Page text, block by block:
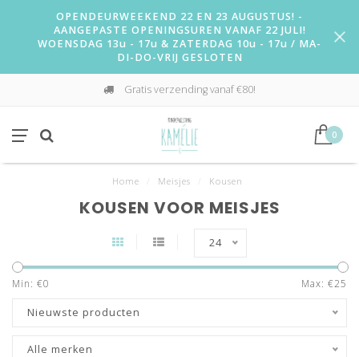
OPENDEURWEEKEND 22 EN 23 AUGUSTUS! -
AANGEPASTE OPENINGSUREN VANAF 22 JULI!
WOENSDAG 13u - 17u & ZATERDAG 10u - 17u / MA-
DI-DO-VRIJ GESLOTEN
Gratis verzending vanaf €80!
0
Home Meisjes Kousen
KOUSEN VOOR MEISJES
24
Min: €0 Max: €25
Nieuwste producten
Alle merken